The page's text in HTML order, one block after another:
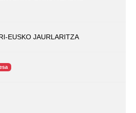
EUSKO JAURLARITZA